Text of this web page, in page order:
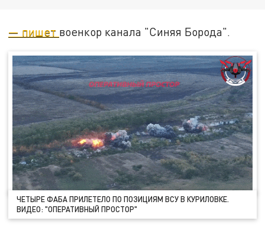
— пишет военкор канала "Синяя Борода".
ЧЕТЫРЕ ФАБА ПРИЛЕТЕЛО ПО ПОЗИЦИЯМ ВСУ В КУРИЛОВКЕ.
ВИДЕО: "ОПЕРАТИВНЫЙ ПРОСТОР"